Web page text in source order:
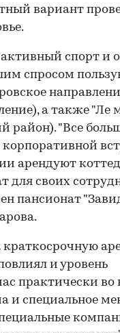
вариант
спорт и
спросом
а также "Ле
район). "Все
арендуют
для своих
пансионат
краткосрочную
и уровень
практически во
и специальное